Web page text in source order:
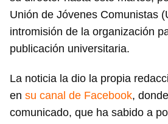
Unión de Jóvenes Comunistas
intromisión de la organización
publicación universitaria.
La noticia la dio la propia
en su canal de Facebook,
comunicado, que ha sabido a